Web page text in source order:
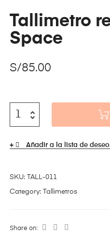
Tallimetro
Space
S/85.00
Añadir a la lista de
SKU: TALL-011
Category: Tallimetros
Share on: